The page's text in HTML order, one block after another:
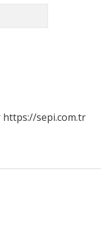
https://sepi.com.tr